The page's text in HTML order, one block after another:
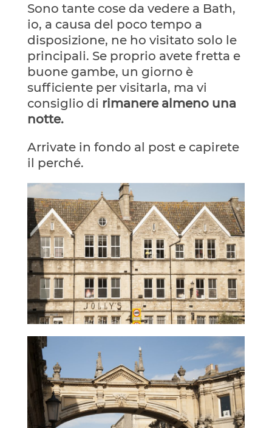
Sono tante cose da vedere a Bath,
io, a causa del poco tempo a
disposizione, ne ho visitato solo le
principali. Se proprio avete fretta e
buone gambe, un giorno è
sufficiente per visitarla, ma vi
consiglio di rimanere almeno una
notte.
Arrivate in fondo al post e capirete
il perché.